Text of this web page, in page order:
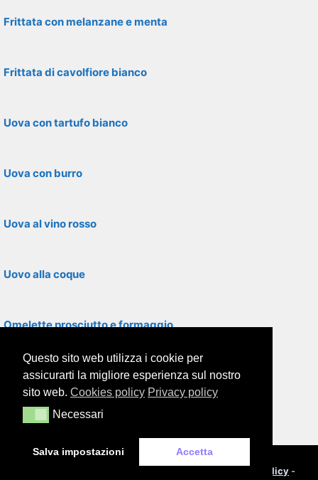
Frittata con melanzane e menta
Frittata di cavolfiore bianco
Uova con tartufo bianco
Uova con burro
Uova al vino rosso
Uovo alla coque
Omelette prosciutto e formaggio
Frittata con salame e cipolla
Frittata alle erbe aromatiche al forno
Privacy policy -
Questo sito web utilizza i cookie per
assicurarti la migliore esperienza sul nostro
sito web. Cookies policy Privacy policy
NecessariNecessari
Salva impostazioni Accetta